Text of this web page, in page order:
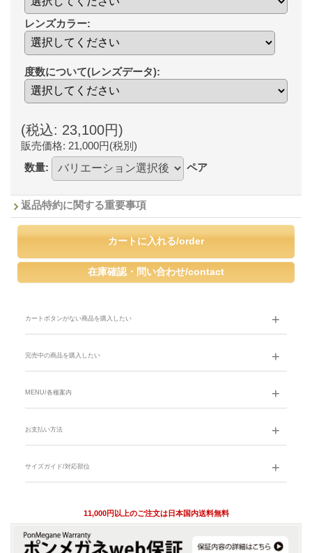
レンズカラー:
度数について(レンズデータ):
販売価格: 21,000円(税別)
(税込: 23,100円)
数量: ペア
返品特約に関する重要事項
カートボタンがない商品を購入したい
完売中の商品を購入したい
MENU/各種案内
お支払い方法
サイズガイド/対応部位
11,000円以上のご注文は日本国内送料無料